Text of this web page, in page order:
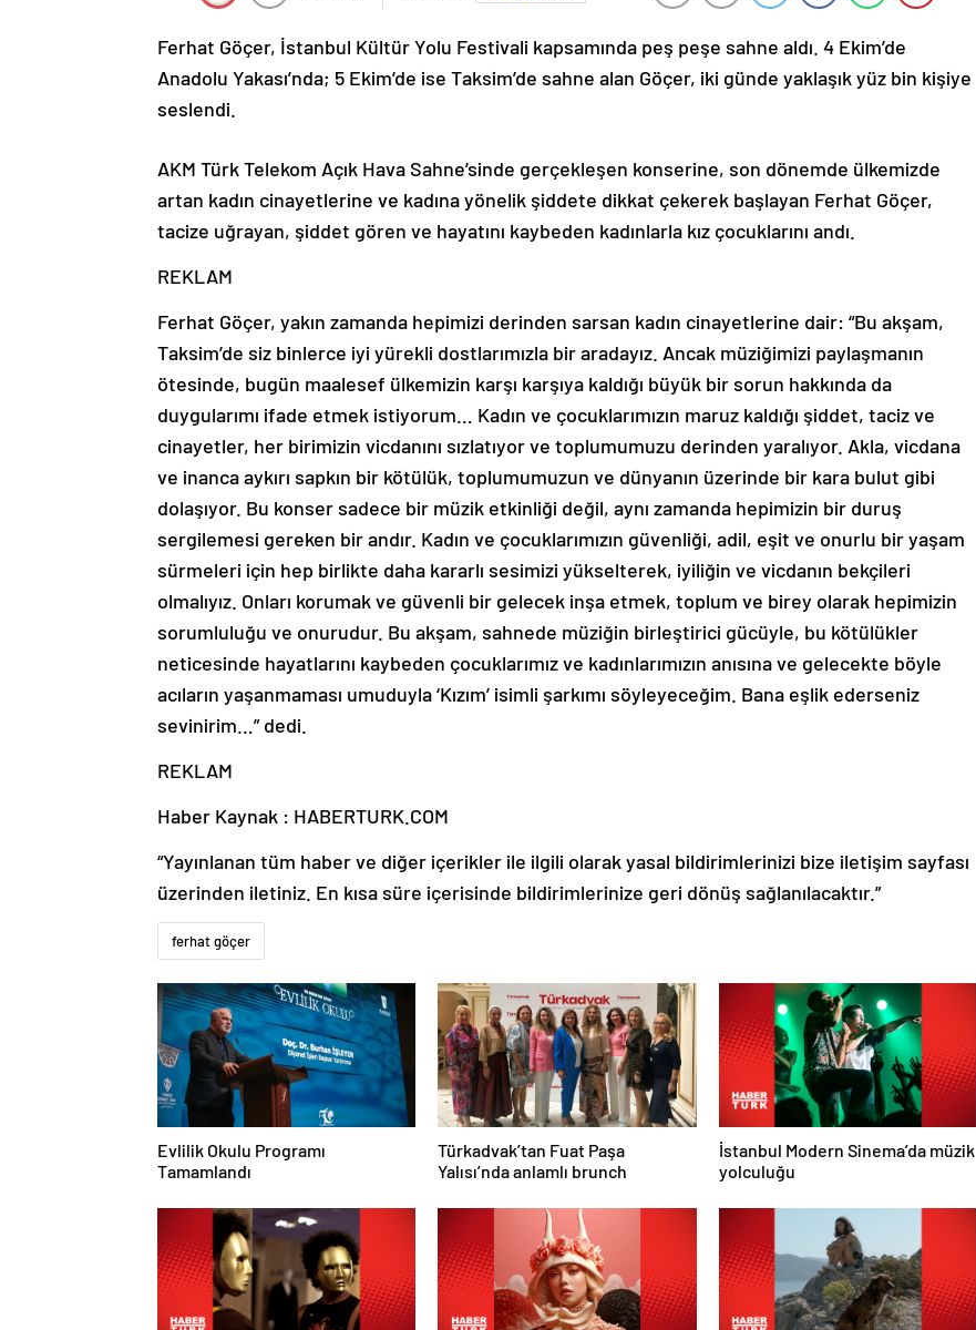
Ferhat Göçer, İstanbul Kültür Yolu Festivali kapsamında peş peşe sahne aldı. 4 Ekim’de
Anadolu Yakası’nda; 5 Ekim’de ise Taksim’de sahne alan Göçer, iki günde yaklaşık yüz bin kişiye
seslendi.
AKM Türk Telekom Açık Hava Sahne’sinde gerçekleşen konserine, son dönemde ülkemizde
artan kadın cinayetlerine ve kadına yönelik şiddete dikkat çekerek başlayan Ferhat Göçer,
tacize uğrayan, şiddet gören ve hayatını kaybeden kadınlarla kız çocuklarını andı.
REKLAM
Ferhat Göçer, yakın zamanda hepimizi derinden sarsan kadın cinayetlerine dair: “Bu akşam,
Taksim’de siz binlerce iyi yürekli dostlarımızla bir aradayız. Ancak müziğimizi paylaşmanın
ötesinde, bugün maalesef ülkemizin karşı karşıya kaldığı büyük bir sorun hakkında da
duygularımı ifade etmek istiyorum… Kadın ve çocuklarımızın maruz kaldığı şiddet, taciz ve
cinayetler, her birimizin vicdanını sızlatıyor ve toplumumuzu derinden yaralıyor. Akla, vicdana
ve inanca aykırı sapkın bir kötülük, toplumumuzun ve dünyanın üzerinde bir kara bulut gibi
dolaşıyor. Bu konser sadece bir müzik etkinliği değil, aynı zamanda hepimizin bir duruş
sergilemesi gereken bir andır. Kadın ve çocuklarımızın güvenliği, adil, eşit ve onurlu bir yaşam
sürmeleri için hep birlikte daha kararlı sesimizi yükselterek, iyiliğin ve vicdanın bekçileri
olmalıyız. Onları korumak ve güvenli bir gelecek inşa etmek, toplum ve birey olarak hepimizin
sorumluluğu ve onurudur. Bu akşam, sahnede müziğin birleştirici gücüyle, bu kötülükler
neticesinde hayatlarını kaybeden çocuklarımız ve kadınlarımızın anısına ve gelecekte böyle
acıların yaşanmaması umuduyla ‘Kızım’ isimli şarkımı söyleyeceğim. Bana eşlik ederseniz
sevinirim…” dedi.
REKLAM
Haber Kaynak : HABERTURK.COM
“Yayınlanan tüm haber ve diğer içerikler ile ilgili olarak yasal bildirimlerinizi bize iletişim sayfası
üzerinden iletiniz. En kısa süre içerisinde bildirimlerinize geri dönüş sağlanılacaktır.”
ferhat göçer
Evlilik Okulu Programı
Tamamlandı
Türkadvak’tan Fuat Paşa
Yalısı’nda anlamlı brunch
İstanbul Modern Sinema’da müzik
yolculuğu